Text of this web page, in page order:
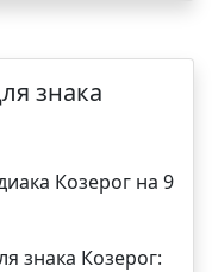
знака
Козерог на 9
знака Козерог: